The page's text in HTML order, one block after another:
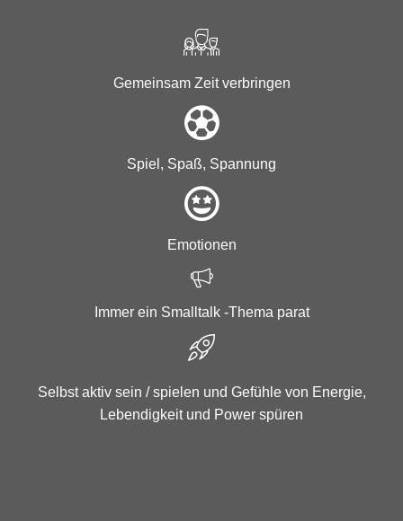
Gemeinsam Zeit verbringen
Spiel, Spaß, Spannung
Emotionen
Immer ein Smalltalk -Thema parat
Selbst aktiv sein / spielen und Gefühle von Energie,
Lebendigkeit und Power spüren